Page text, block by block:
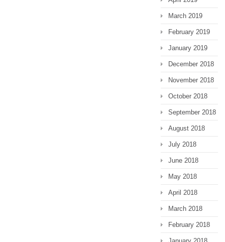
March 2019
February 2019
January 2019
December 2018
November 2018
October 2018
September 2018
August 2018
July 2018
June 2018
May 2018
April 2018
March 2018
February 2018